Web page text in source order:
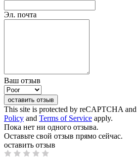
Эл. почта
Ваш отзыв
оставить отзыв
This site is protected by reCAPTCHA
Policy and Terms of Service apply.
Пока нет ни одного отзыва.
Оставьте свой отзыв прямо сейчас.
оставить отзыв